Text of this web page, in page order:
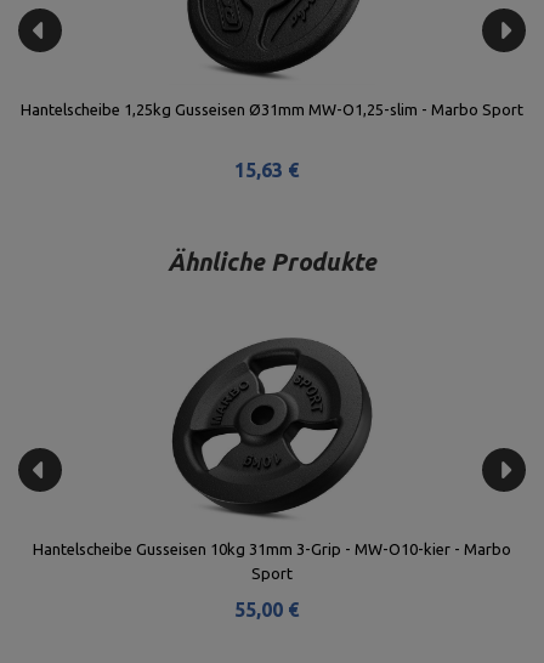
Hantelscheibe 1,25kg Gusseisen Ø31mm MW-O1,25-slim - Marbo Sport
15,63 €
Ähnliche Produkte
Hantelscheibe Gusseisen 10kg 31mm 3-Grip - MW-O10-kier - Marbo
Sport
55,00 €